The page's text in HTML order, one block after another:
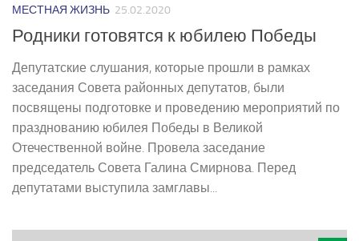
МЕСТНАЯ ЖИЗНЬ 25.02.2020
Родники готовятся к юбилею Победы
Депутатские слушания, которые прошли в рамках
заседания Совета районных депутатов, были
посвящены подготовке и проведению мероприятий по
празднованию юбилея Победы в Великой
Отечественной войне. Провела заседание
председатель Совета Галина Смирнова. Перед
депутатами выступила замглавы...